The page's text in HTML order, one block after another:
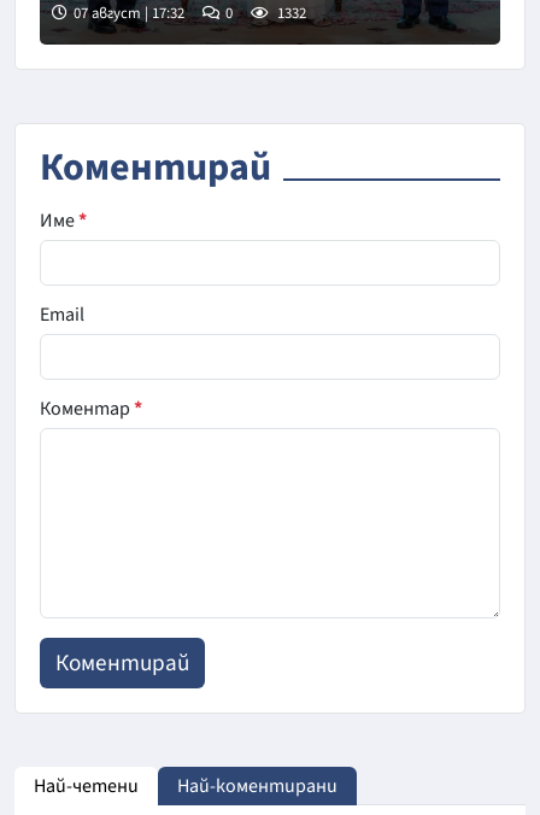
Снимка: Саудитска новинарска агенция
07 август | 17:32 0 1332
Коментирай
Име*
Email
Коментар*
Най-четени Най-коментирани